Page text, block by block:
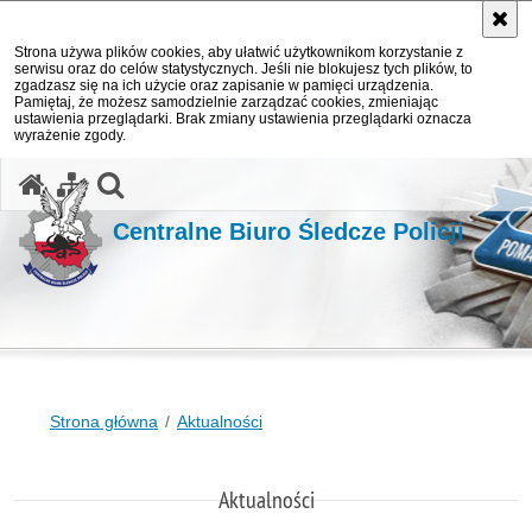
Strona używa plików cookies, aby ułatwić użytkownikom korzystanie z
serwisu oraz do celów statystycznych. Jeśli nie blokujesz tych plików, to
zgadzasz się na ich użycie oraz zapisanie w pamięci urządzenia.
Pamiętaj, że możesz samodzielnie zarządzać cookies, zmieniając
ustawienia przeglądarki. Brak zmiany ustawienia przeglądarki oznacza
wyrażenie zgody.
Centralne Biuro Śledcze Policji
Strona główna Aktualności
Aktualności